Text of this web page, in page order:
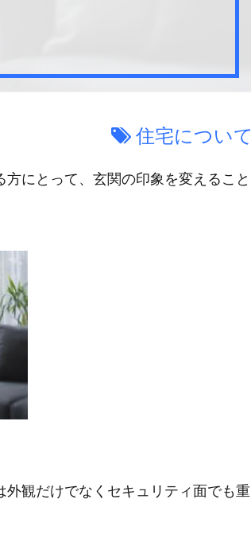
住宅について
にとって、玄関の印象を変えること
観だけでなくセキュリティ面でも重